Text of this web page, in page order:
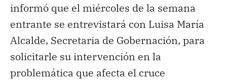
informó que el miércoles de la semana
entrante se entrevistará con Luisa María
Alcalde, Secretaria de Gobernación, para
solicitarle su intervención en la
problemática que afecta el cruce